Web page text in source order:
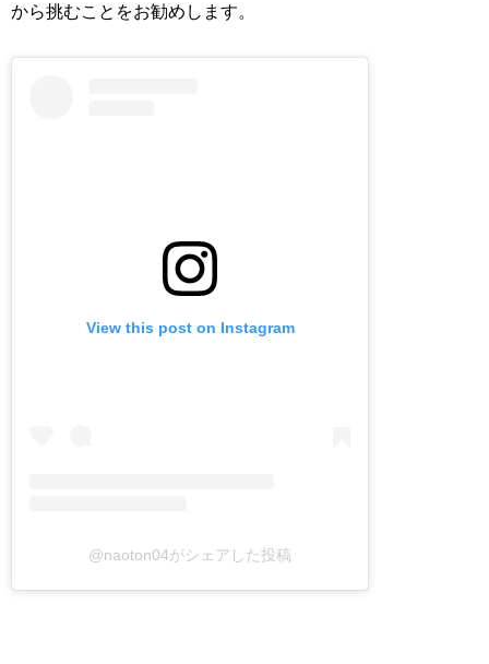
から挑むことをお勧めします。
View this post on Instagram
@naoton04がシェアした投稿